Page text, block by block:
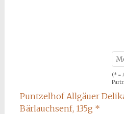
(* =
Puntzelhof Allgäuer
Bärlauchsenf, 135g *